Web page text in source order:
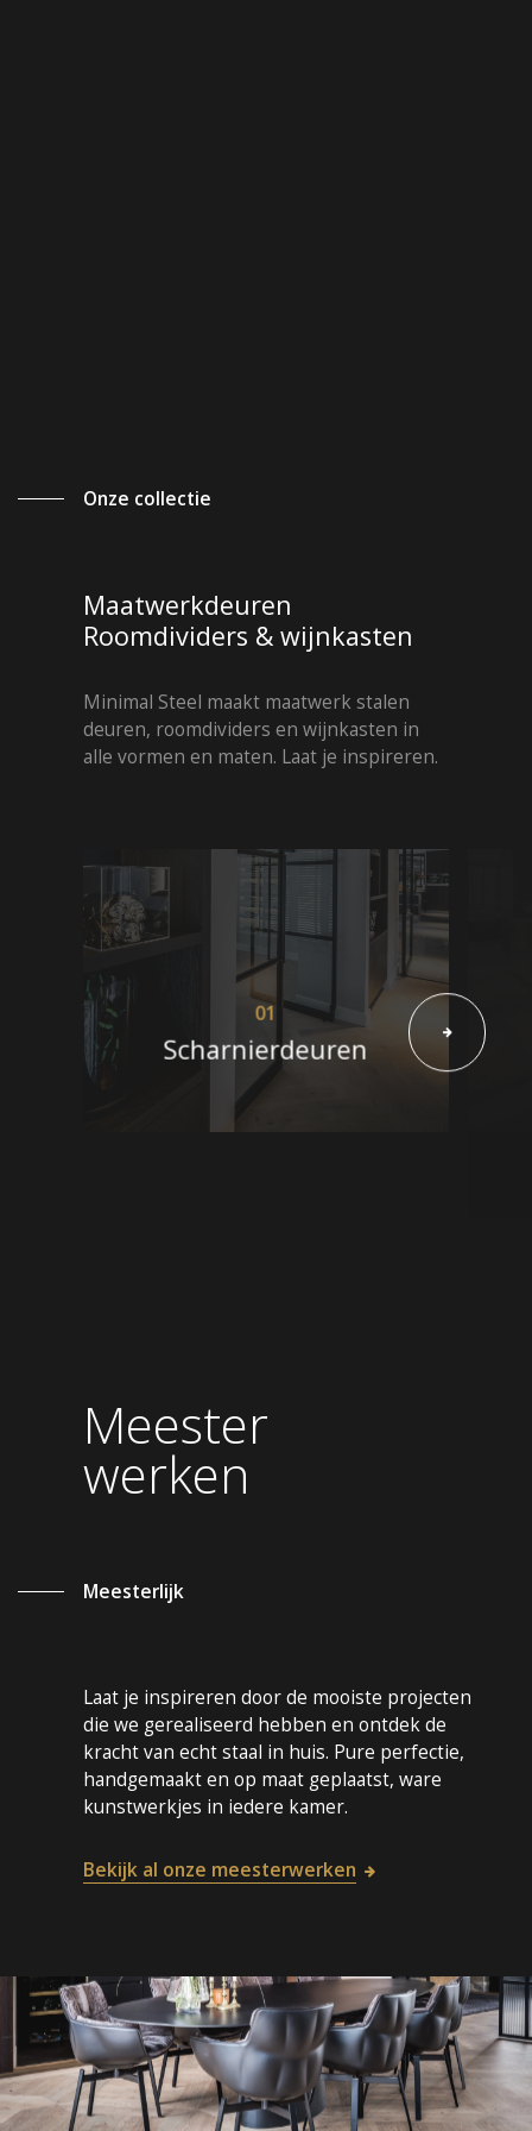
Onze collectie
Maatwerkdeuren
Roomdividers & wijnkasten
Minimal Steel maakt maatwerk stalen
deuren, roomdividers en wijnkasten in
alle vormen en maten. Laat je inspireren.
01
Scharnierdeuren
Meester
werken
Meesterlijk
Laat je inspireren door de mooiste projecten
die we gerealiseerd hebben en ontdek de
kracht van echt staal in huis. Pure perfectie,
handgemaakt en op maat geplaatst, ware
kunstwerkjes in iedere kamer.
Bekijk al onze meesterwerken